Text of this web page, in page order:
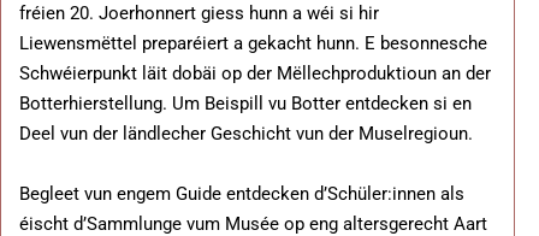
fréien 20. Joerhonnert giess hunn a wéi si hir
Liewensmëttel preparéiert a gekacht hunn. E besonnesche
Schwéierpunkt läit dobäi op der Mëllechproduktioun an der
Botterhierstellung. Um Beispill vu Botter entdecken si en
Deel vun der ländlecher Geschicht vun der Muselregioun.
Begleet vun engem Guide entdecken d’Schüler:innen als
éischt d’Sammlunge vum Musée op eng altersgerecht Aart